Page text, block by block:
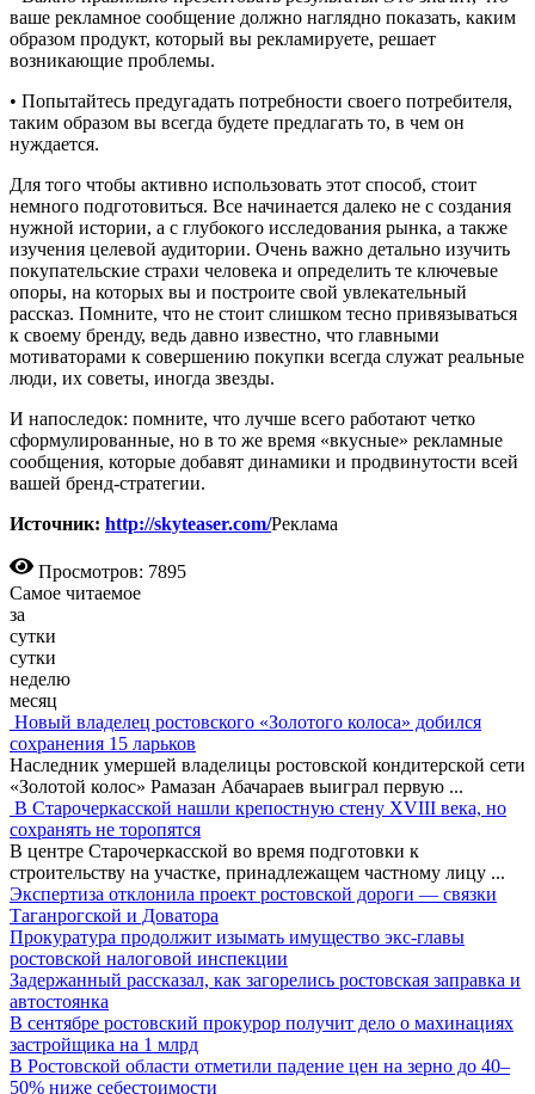
ваше рекламное сообщение должно наглядно показать, каким
образом продукт, который вы рекламируете, решает
возникающие проблемы.
• Попытайтесь предугадать потребности своего потребителя,
таким образом вы всегда будете предлагать то, в чем он
нуждается.
Для того чтобы активно использовать этот способ, стоит
немного подготовиться. Все начинается далеко не с создания
нужной истории, а с глубокого исследования рынка, а также
изучения целевой аудитории. Очень важно детально изучить
покупательские страхи человека и определить те ключевые
опоры, на которых вы и построите свой увлекательный
рассказ. Помните, что не стоит слишком тесно привязываться
к своему бренду, ведь давно известно, что главными
мотиваторами к совершению покупки всегда служат реальные
люди, их советы, иногда звезды.
И напоследок: помните, что лучше всего работают четко
сформулированные, но в то же время «вкусные» рекламные
сообщения, которые добавят динамики и продвинутости всей
вашей бренд-стратегии.
Источник: http://skyteaser.com/Реклама
Просмотров: 7895
Самое читаемое
за
сутки
сутки
неделю
месяц
Новый владелец ростовского «Золотого колоса» добился
сохранения 15 ларьков
Наследник умершей владелицы ростовской кондитерской сети
«Золотой колос» Рамазан Абачараев выиграл первую ...
В Старочеркасской нашли крепостную стену XVIII века, но
сохранять не торопятся
В центре Старочеркасской во время подготовки к
строительству на участке, принадлежащем частному лицу ...
Экспертиза отклонила проект ростовской дороги — связки
Таганрогской и Доватора
Прокуратура продолжит изымать имущество экс-главы
ростовской налоговой инспекции
Задержанный рассказал, как загорелись ростовская заправка и
автостоянка
В сентябре ростовский прокурор получит дело о махинациях
застройщика на 1 млрд
В Ростовской области отметили падение цен на зерно до 40–
50% ниже себестоимости